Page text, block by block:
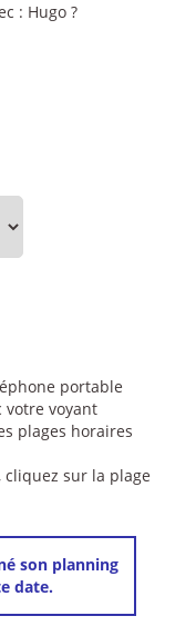
: Hugo ?
portable
votre voyant
plages horaires
cliquez sur la plage
son planning
date.